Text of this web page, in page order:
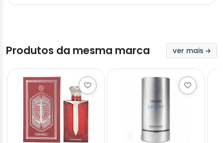
Produtos da mesma marca ver mais